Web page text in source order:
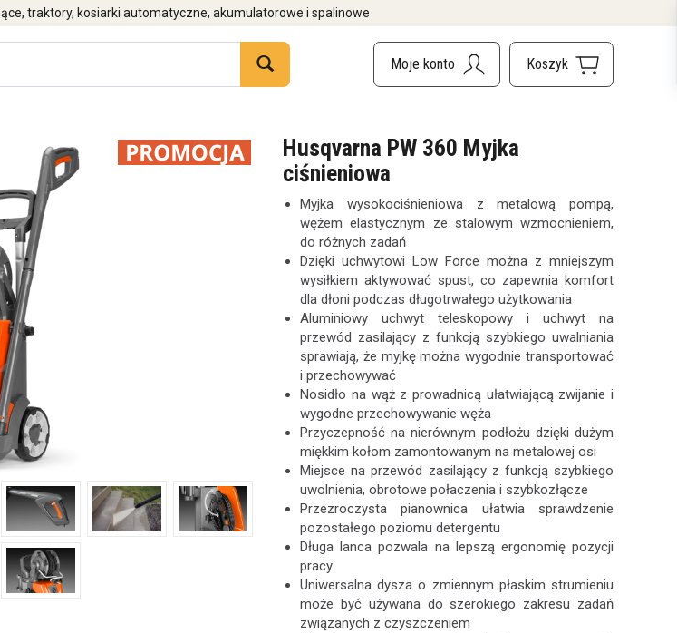
traktory, kosiarki automatyczne, akumulatorowe i spalinowe
Husqvarna PW 360 Myjka
ciśnieniowa
Myjka wysokociśnieniowa z metalową pompą,
wężem elastycznym ze stalowym wzmocnieniem,
do różnych zadań
Dzięki uchwytowi Low Force można z mniejszym
wysiłkiem aktywować spust, co zapewnia komfort
dla dłoni podczas długotrwałego użytkowania
Aluminiowy uchwyt teleskopowy i uchwyt na
przewód zasilający z funkcją szybkiego uwalniania
sprawiają, że myjkę można wygodnie transportować
i przechowywać
Nosidło na wąż z prowadnicą ułatwiającą zwijanie i
wygodne przechowywanie węża
Przyczepność na nierównym podłożu dzięki dużym
miękkim kołom zamontowanym na metalowej osi
Miejsce na przewód zasilający z funkcją szybkiego
uwolnienia, obrotowe połaczenia i szybkozłącze
Przezroczysta pianownica ułatwia sprawdzenie
pozostałego poziomu detergentu
Długa lanca pozwala na lepszą ergonomię pozycji
pracy
Uniwersalna dysza o zmiennym płaskim strumieniu
może być używana do szerokiego zakresu zadań
związanych z czyszczeniem